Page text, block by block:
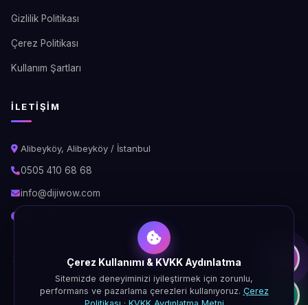
Gizlilik Politikası
Çerez Politikası
Kullanım Şartları
İLETIŞIM
Alibeyköy, Alibeyköy / İstanbul
0505 410 68 68
info@dijiwow.com
© 2026 DijiWOW. Tüm hakları saklıdır.
KVKK
GizlilikÇerez Şartlar
Çerez Kullanımı & KVKK Aydınlatma
Sitemizde deneyiminizi iyileştirmek için zorunlu,
performans ve pazarlama çerezleri kullanıyoruz. Çerez